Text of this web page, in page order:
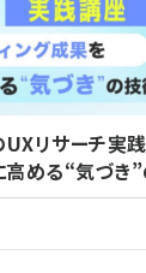
リサーチ実
める“気づき